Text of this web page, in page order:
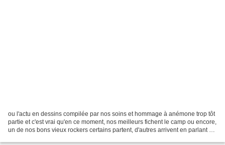
ou l'actu en dessins compilée par nos soins et hommage à anémone trop tôt
partie et c'est vrai qu'en ce moment, nos meilleurs fichent le camp ou encore,
un de nos bons vieux rockers certains partent, d'autres arrivent en parlant de